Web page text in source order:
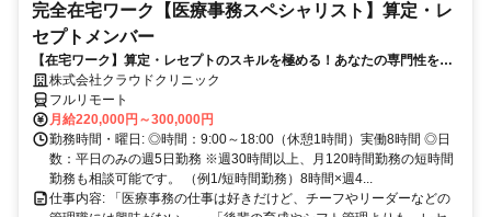
完全在宅ワーク【医療事務スペシャリスト】算定・レ
セプトメンバー
【在宅ワーク】算定・レセプトのスキルを極める！あなたの専門性を活
かせる！
株式会社クラウドクリニック
フルリモート
月給220,000円～300,000円
勤務時間・曜日: ◎時間：9:00～18:00（休憩1時間）実働8時間 ◎日
数：平日のみの週5日勤務 ※週30時間以上、月120時間勤務の短時間
勤務も相談可能です。 （例1/短時間勤務）8時間×週4...
仕事内容: 「医療事務の仕事は好きだけど、チーフやリーダーなどの